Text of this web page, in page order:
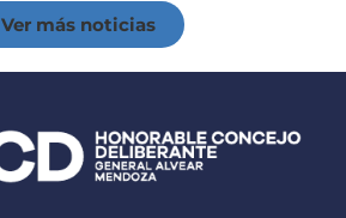
Ver más noticias